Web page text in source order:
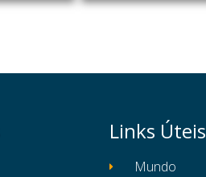
Links Úteis
Mundo